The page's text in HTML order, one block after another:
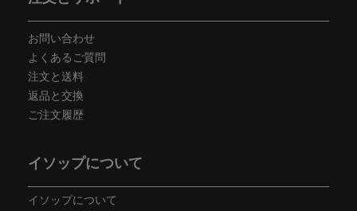
お問い合わせ
よくあるご質問
注文と送料
返品と交換
ご注文履歴
イソップについて
イソップについて